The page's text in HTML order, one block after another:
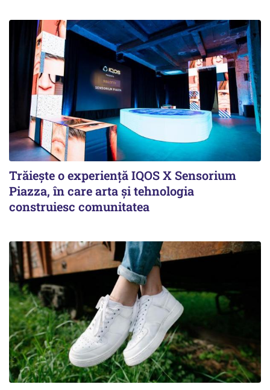
Trăiește o experiență IQOS X Sensorium
Piazza, în care arta și tehnologia
construiesc comunitatea